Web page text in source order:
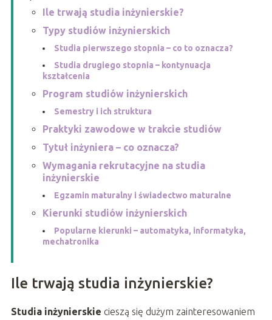
Ile trwają studia inżynierskie?
Typy studiów inżynierskich
Studia pierwszego stopnia – co to oznacza?
Studia drugiego stopnia – kontynuacja
kształcenia
Program studiów inżynierskich
Semestry i ich struktura
Praktyki zawodowe w trakcie studiów
Tytuł inżyniera – co oznacza?
Wymagania rekrutacyjne na studia
inżynierskie
Egzamin maturalny i świadectwo maturalne
Kierunki studiów inżynierskich
Popularne kierunki – automatyka, informatyka,
mechatronika
Ile trwają studia inżynierskie?
Studia inżynierskie cieszą się dużym zainteresowaniem